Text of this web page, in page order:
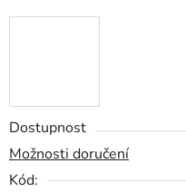
Dostupnost
Možnosti doručení
Kód: